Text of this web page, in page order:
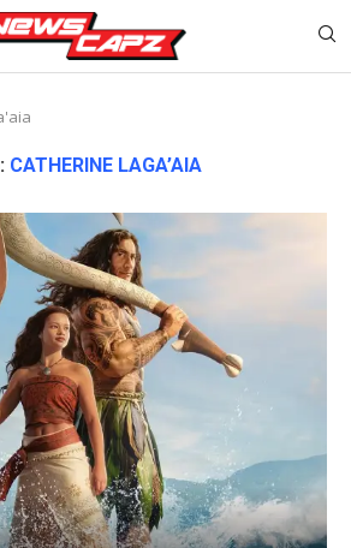
CATHERINE LAGA’AIA